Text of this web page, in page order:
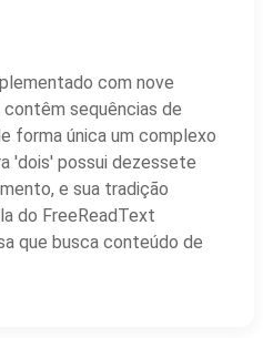
com nove
contêm sequências de
forma única um complexo
'dois' possui dezessete
e sua tradição
do FreeReadText
que busca conteúdo de